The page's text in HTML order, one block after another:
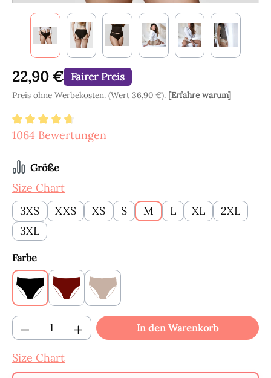
22,90 € Fairer Preis
Preis ohne Werbekosten. (Wert 36,90 €). [Erfahre warum]
Durchschnittliche Bewertung von 4.8 von 5
1064 Bewertungen
Größeauswählen
Size Chart
3XS
XXS XS S M L XL
2XL
3XL
Farbeauswählen
SchwarzBordeauxrot
Beige
Produkt Anzahl: Gib den gewünschten
In den Warenkorb
Size Chart